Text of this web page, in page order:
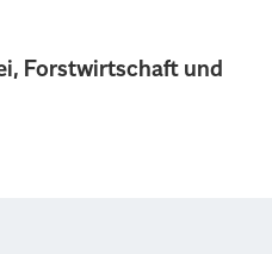
Forstwirtschaft und